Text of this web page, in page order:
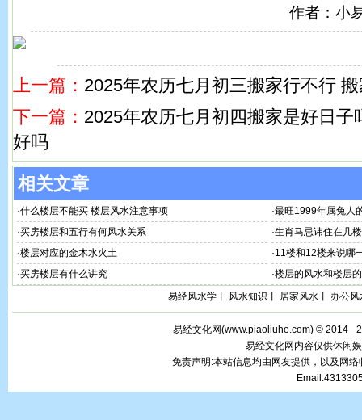
作者：小
上一篇： 2025年农历七月初三搬家行不行
下一篇： 2025年农历七月初四搬家是好日子
好吗
相关文章
·什么楼层不能买 楼层风水注意事项 ·最旺1999年属兔人
·买房楼层和五行有何风水关系 ·生肖马忌讳住在几
·楼层对应的金木水火土 ·11楼和12楼来说哪
·买房楼层有什么讲究 ·楼层的风水和楼层
易经风水学
风水知识 居家风水 办公风
易经文化网(www.piaoliuhe.com) © 2014 -
易经文化网内容仅供休闲
免责声明:本站信息均由网友提供，以及网